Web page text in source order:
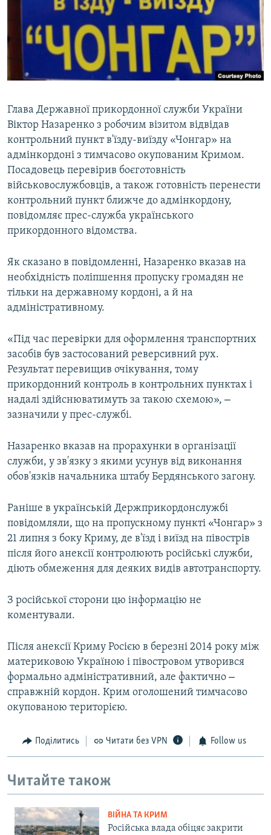
ВІДЕОУРОКИ «ELIFBE»
СВІДЧЕННЯ ОКУПАЦІЇ
УКРАЇНСЬКА ПРОБЛЕМА КРИМУ
ІНФОГРАФІКА
Русский
Qırımtatar
ДОЛУЧАЙСЯ!
Усі сайти RFE/RL
Глава Державної прикордонної служби України
Віктор Назаренко з робочим візитом відвідав
контрольний пункт в'їзду-виїзду «Чонгар» на
адмінкордоні з тимчасово окупованим Кримом.
Посадовець перевірив боєготовність
військовослужбовців, а також готовність перенести
контрольний пункт ближче до адмінкордону,
повідомляє прес-служба українського
прикордонного відомства.
Як сказано в повідомленні, Назаренко вказав на
необхідність поліпшення пропуску громадян не
тільки на державному кордоні, а й на
адміністративному.
«Під час перевірки для оформлення транспортних
засобів був застосований реверсивний рух.
Результат перевищив очікування, тому
прикордонний контроль в контрольних пунктах і
надалі здійснюватимуть за такою схемою», –
зазначили у прес-службі.
Назаренко вказав на прорахунки в організації
служби, у зв'язку з якими усунув від виконання
обов'язків начальника штабу Бердянського загону.
Раніше в українській Держприкордонслужбі
повідомляли, що на пропускному пункті «Чонгар» з
21 липня з боку Криму, де в'їзд і виїзд на півострів
після його анексії контролюють російські служби,
діють обмеження для деяких видів автотранспорту.
З російської сторони цю інформацію не
коментували.
Після анексії Криму Росією в березні 2014 року між
материковою Україною і півостровом утворився
формально адміністративний, але фактично –
справжній кордон. Крим оголошений тимчасово
окупованою територією.
Поділитись Читати без VPN Follow us
Читайте також
ВІЙНА ТА КРИМ
Російська влада обіцяє закрити